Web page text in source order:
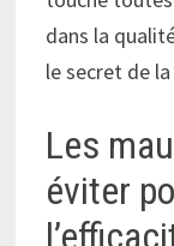
dans la
le secret de
Les
éviter